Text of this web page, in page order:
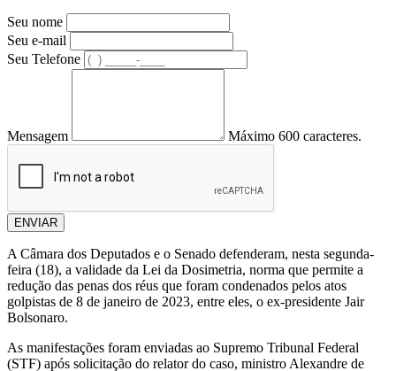
Seu nome
Seu e-mail
Seu Telefone
Mensagem Máximo 600 caracteres.
ENVIAR
A Câmara dos Deputados e o Senado defenderam, nesta segunda-
feira (18), a validade da Lei da Dosimetria, norma que permite a
redução das penas dos réus que foram condenados pelos atos
golpistas de 8 de janeiro de 2023, entre eles, o ex-presidente Jair
Bolsonaro.
As manifestações foram enviadas ao Supremo Tribunal Federal
(STF) após solicitação do relator do caso, ministro Alexandre de